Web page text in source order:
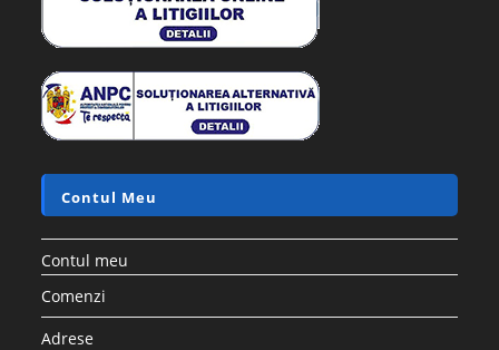
Contul Meu
Contul meu
Comenzi
Adrese